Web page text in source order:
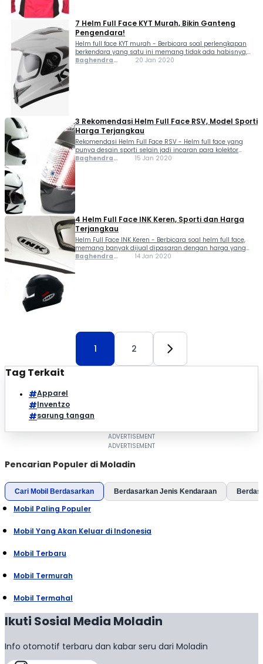
7 Helm Full Face KYT Murah, Bikin Ganteng
Pengendara!
Helm full face KYT murah - Berbicara soal perlengkapan
berkendara yang satu ini memang tidak ada habisnya,
karena selain dipasaran banyak dijual, juga terdapat
Baghendra
20 Jan 2020
3 Rekomendasi Helm Full Face RSV, Model Sporti
Harga Terjangkau
Rekomendasi Helm Full Face RSV - Helm full face yang
punya desain sporti selain jadi incaran para kolektor
biasanya juga jadi pilihan bagi mereka yang sering
Baghendra
15 Jan 2020
4 Helm Full Face INK Keren, Sporti dan Harga
Terjangkau
Helm Full Face INK Keren - Berbicara soal helm full face,
memang banyak dijual dipasaran dengan harga yang
terjangkau. Tapi dari semua itu, tidak banyak yang
Baghendra
14 Jan 2020
1 2
Tag Terkait
Apparel
Inventzo
sarung tangan
Pencarian Populer di Moladin
Cari Mobil Berdasarkan Berdasarkan Jenis Kendaraan
Mobil Paling Populer
Mobil Yang Akan Keluar di Indonesia
Mobil Terbaru
Mobil Termurah
Mobil Termahal
Ikuti Sosial Media Moladin
Info otomotif terbaru dan kabar seru dari Moladin